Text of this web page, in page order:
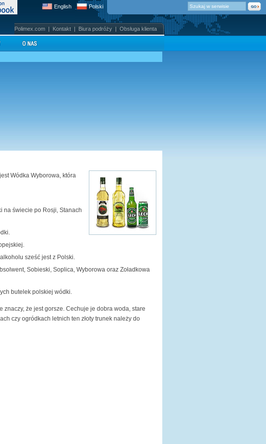
English Polski
Polimex.com | Kontakt | Biura podróży | Obsługa klienta
Wódka Wyborowa, która
na świecie po Rosji, Stanach
sześć jest z Polski.
Sobieski, Soplica, Wyborowa oraz Zoładkowa
butelek polskiej wódki.
że jest gorsze. Cechuje je dobra woda, stare
czy ogródkach letnich ten złoty trunek należy do